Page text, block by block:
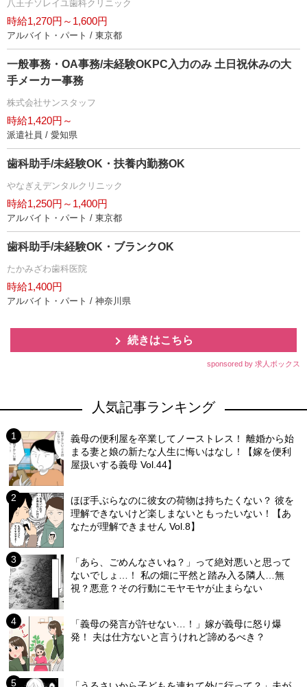
八王子ソレイユ歯科クリニック
時給1,270円～1,600円
アルバイト・パート / 東京都
一般事務・OA事務/未経験OKPC入力のみ 土日祝休みの大
手メーカー事務
株式会社サンスタッフ
時給1,420円～
派遣社員 / 愛知県
歯科助手/未経験OK・扶養内勤務OK
なぎえデンタルクリニック
時給1,250円～1,400円
アルバイト・パート / 東京都
歯科助手/未経験OK・ブランクOK
たかみざわ歯科医院
時給1,400円
アルバイト・パート / 神奈川県
続きはこちら
sponsored by 求人ボックス
人気記事ランキング
義母の便利屋を卒業してノーストレス！ 離婚から始
まる妻と娘の新たな人生に悔いはなし！【嫁を便利
屋扱いする義母 Vol.44】
ほぼ手ぶらなのに彼女の荷物は持ちたくない？ 彼を
理解できないけど楽しまないともったいない！【あ
なたが理解できません Vol.8】
「あら、ごめんなさいね？」って絶対悪いと思って
ないでしょ…！ 私の畑に平然と踏み入る隣人…無
視？悪意？その行動にモヤモヤが止まらない
「義母の発言が許せない…！」嫁が義母に怒り爆
発！ 夫は仕方ないと言うけれど諦めるべき？